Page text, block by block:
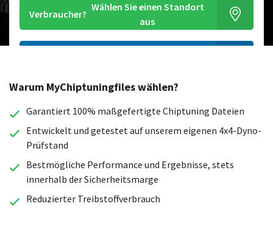
Verbraucher?
Wählen Sie einen Standort
aus
Suchen Sie nach einem anderen Modell?
Warum MyChiptuningfiles wählen?
Garantiert 100% maßgefertigte Chiptuning Dateien
Entwickelt und getestet auf unserem eigenen 4x4-Dyno-
Prüfstand
Bestmögliche Performance und Ergebnisse, stets
innerhalb der Sicherheitsmarge
Reduzierter Treibstoffverbrauch